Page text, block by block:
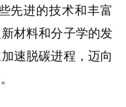
先进的技术和丰富
材料和分子学的发
速脱碳进程，迈向